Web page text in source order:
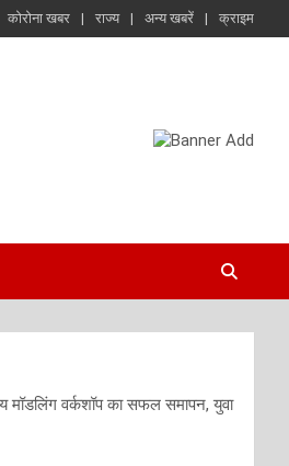
कोरोना खबर राज्य अन्य खबरें क्राइम
मॉडलिंग वर्कशॉप का सफल समापन, युवा